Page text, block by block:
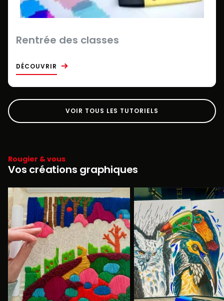
Rentrée des classes
DÉCOUVRIR
VOIR TOUS LES TUTORIELS
Rougier & vous
Vos créations graphiques